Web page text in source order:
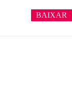
BAIXAR